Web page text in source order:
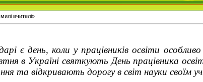
вчителі»
є день, коли у працівників освіти особливо
в Україні святкують День працівника
та відкривають дорогу в світ науки своїм